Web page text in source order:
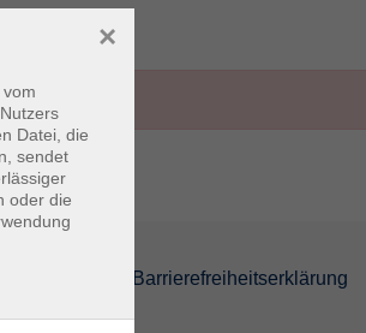
Barrierefreiheitserklärung
Datei, die
sendet
oder die
×